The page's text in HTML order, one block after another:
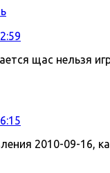
щас нельзя
2010-09-16,